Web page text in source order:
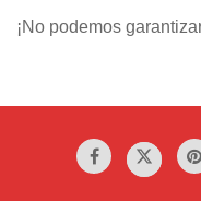
¡No podemos